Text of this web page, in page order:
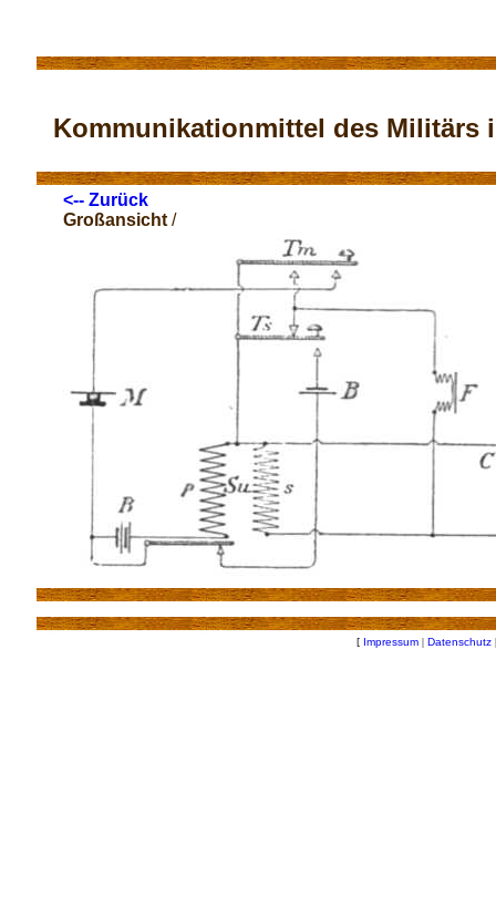
Kommunikationmittel des Militärs
<-- Zurück
Großansicht/
[ Impressum | Datenschutz